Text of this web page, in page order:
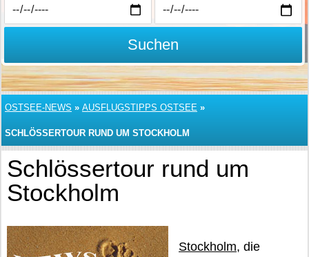
Suchen
OSTSEE-NEWS » AUSFLUGSTIPPS OSTSEE »
SCHLÖSSERTOUR RUND UM STOCKHOLM
Schlössertour rund um
Stockholm
Stockholm, die